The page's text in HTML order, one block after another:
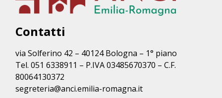
Contatti
via Solferino 42 – 40124 Bologna – 1° piano
Tel. 051 6338911 – P.IVA 03485670370 – C.F.
80064130372
segreteria@anci.emilia-romagna.it